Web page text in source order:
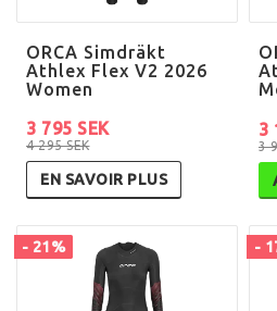
ORCA Simdräkt
Athlex Flex V2 2026
Women
4 295 SEK
3 795 SEK
EN SAVOIR PLUS
3
3
- 21% -